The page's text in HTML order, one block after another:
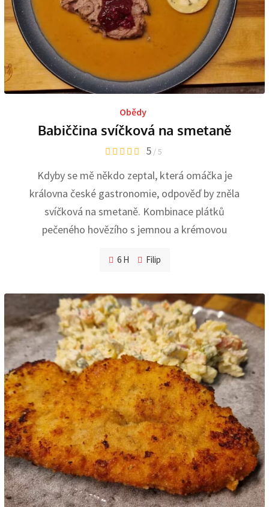
Obědy
Babiččina svíčková na smetaně
5 / 5
Kdyby se mě někdo zeptal, která omáčka je
královna české gastronomie, odpověď by zněla
svíčková na smetaně. Kombinace plátků
pečeného hovězího s jemnou a krémovou
6 H Filip